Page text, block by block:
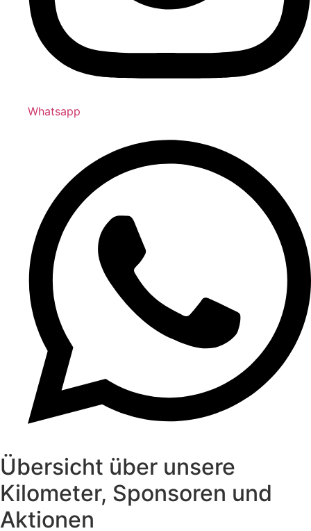
Whatsapp
Übersicht über unsere
Kilometer, Sponsoren und
Aktionen